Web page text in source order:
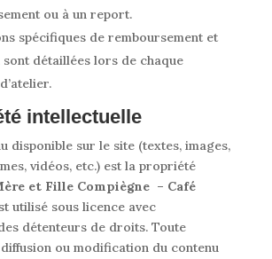
ou à un report.
spécifiques de remboursement et
sont détaillées lors de chaque
intellectuelle
disponible sur le site (textes, images,
vidéos, etc.) est la propriété
et Fille Compiègne – Café
utilisé sous licence avec
détenteurs de droits. Toute
ou modification du contenu